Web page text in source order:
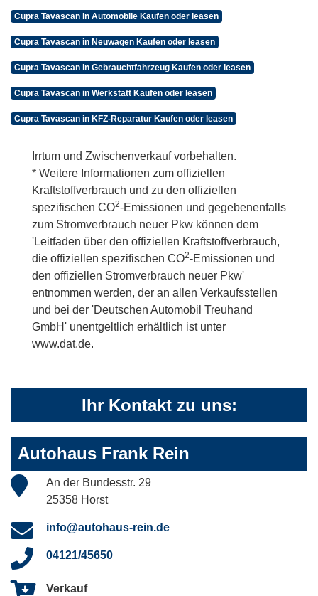
Cupra Tavascan in Automobile Kaufen oder leasen
Cupra Tavascan in Neuwagen Kaufen oder leasen
Cupra Tavascan in Gebrauchtfahrzeug Kaufen oder leasen
Cupra Tavascan in Werkstatt Kaufen oder leasen
Cupra Tavascan in KFZ-Reparatur Kaufen oder leasen
Irrtum und Zwischenverkauf vorbehalten.
* Weitere Informationen zum offiziellen
Kraftstoffverbrauch und zu den offiziellen
spezifischen CO2-Emissionen und gegebenenfalls
zum Stromverbrauch neuer Pkw können dem
'Leitfaden über den offiziellen Kraftstoffverbrauch,
die offiziellen spezifischen CO2-Emissionen und
den offiziellen Stromverbrauch neuer Pkw'
entnommen werden, der an allen Verkaufsstellen
und bei der 'Deutschen Automobil Treuhand
GmbH' unentgeltlich erhältlich ist unter
www.dat.de.
Ihr Kontakt zu uns:
Autohaus Frank Rein
An der Bundesstr. 29
25358 Horst
info@autohaus-rein.de
04121/45650
Verkauf